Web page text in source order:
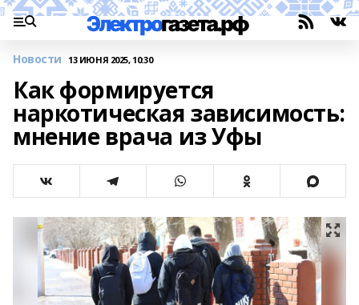
Новости 13 ИЮНЯ 2025, 10:30
Как формируется
наркотическая зависимость:
мнение врача из Уфы